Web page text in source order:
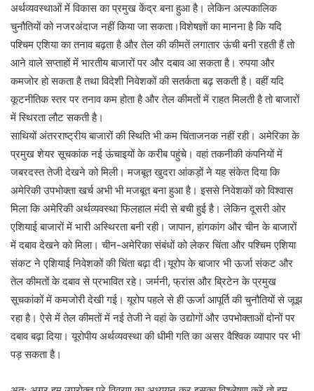
अर्थव्यवस्थाओं में विकास का प्रमुख केंद्र बना हुआ है। लेकिन अल्पकालिक
चुनौतियों को नजरअंदाज नहीं किया जा सकता।विशेषज्ञों का मानना है कि यदि
पश्चिम एशिया का तनाव बढ़ता है और तेल की कीमतें लगातार ऊंची बनी रहती हैं तो
आने वाले सप्ताहों में भारतीय बाजारों पर और दबाव आ सकता है। रुपया और
कमजोर हो सकता है तथा विदेशी निवेशकों की सतर्कता बढ़ सकती है। वहीं यदि
कूटनीतिक स्तर पर तनाव कम होता है और तेल कीमतों में राहत मिलती है तो बाजारों
में स्थिरता लौट सकती है।
साथियों अंतरराष्ट्रीय बाजारों की स्थिति भी कम चिंताजनक नहीं रही। अमेरिका के
प्रमुख शेयर सूचकांक नई ऊंचाइयों के करीब पहुंचे। वहां तकनीकी कंपनियों में
जबरदस्त तेजी देखने को मिली। मजबूत खुदरा आंकड़ों ने यह संकेत दिया कि
अमेरिकी उपभोक्ता खर्च अभी भी मजबूत बना हुआ है। इससे निवेशकों को विश्वास
मिला कि अमेरिकी अर्थव्यवस्था फिलहाल मंदी से बची हुई है। लेकिन दूसरी ओर
एशियाई बाजारों में भारी अस्थिरता बनी रही। जापान, हांगकांग और चीन के बाजारों
में दबाव देखने को मिला। चीन-अमेरिका संबंधों को लेकर चिंता और पश्चिम एशिया
संकट ने एशियाई निवेशकों की चिंता बढ़ा दी।यूरोप के बाजार भी ऊर्जा संकट और
तेल कीमतों के दबाव से प्रभावित रहे। जर्मनी, फ्रांस और ब्रिटेन के प्रमुख
सूचकांकों में कमजोरी देखी गई। यूरोप पहले से ही ऊर्जा आपूर्ति की चुनौतियों से जूझ
रहा है। ऐसे में तेल कीमतों में नई तेजी ने वहां के उद्योगों और उपभोक्ताओं दोनों पर
दबाव बढ़ा दिया। यूरोपीय अर्थव्यवस्था की धीमी गति का असर वैश्विक व्यापार पर भी
पड़ सकता है।